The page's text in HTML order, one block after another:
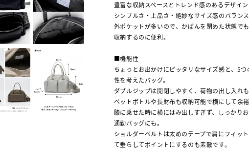
豊富な収納スペースとトレンド感のあるデザイン
シンプルさ・上品さ・絶妙なサイズ感のバラン
外ポケットが多いので、かばんを閉めた状態で
収納するのに便利。
■機能性
ちょっとお出かけにピッタリなサイズ感と、5
性を考えたバッグ。
ダブルジップは開閉しやすく、荷物の出し入れも
ペットボトルや長財布も収納可能で横にして余
膝に乗せた時に横にはみ出しすぎず、しっかり
通勤バッグにも。
ショルダーベルトは太めのテープで肩にフィッ
て垂らしてポイントにするのも素敵です。